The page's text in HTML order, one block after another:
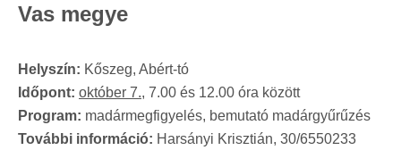
Vas megye
Helyszín: Kőszeg, Abért-tó
Időpont: október 7., 7.00 és 12.00 óra között
Program: madármegfigyelés, bemutató madárgyűrűzés
További információ: Harsányi Krisztián, 30/6550233